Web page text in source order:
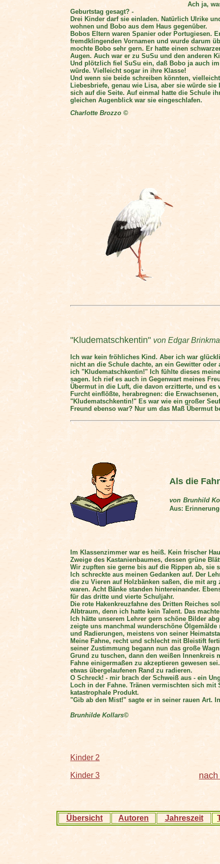
Ach ja,
Geburtstag gesagt? -
Drei Kinder darf sie einladen. Natürlich Ulrike
wohnen und Bobo aus dem Haus gegenüber.
Bobos Eltern waren Spanier oder Portugiesen.
fremdklingenden Vornamen und wurde darum
mochte Bobo sehr gern. Er hatte einen
Augen. Auch war er zu SuSu und den anderen
Und plötzlich fiel SuSu ein, daß Bobo ja auch
würde. Vielleicht sogar in ihre Klasse!
Und wenn sie beide schreiben könnten,
Liebesbriefe, genau wie Lisa, aber sie würde sie
sich auf die Seite. Auf einmal hatte die Schule
gleichen Augenblick war sie eingeschlafen.
Charlotte Brozzo ©
"Kludematschkentin" von Edgar
Ich war kein fröhliches Kind. Aber ich war
nicht an die Schule dachte, an ein Gewitter
ich "Kludematschkentin!" Ich fühlte dieses
sagen. Ich rief es auch in Gegenwart meines
Übermut in die Luft, die davon erzitterte, und
Furcht einflößte, herabregnen: die
"Kludematschkentin!" Es war wie ein großer
Freund ebenso war? Nur um das Maß Übermut
Als die
von Brunhild
Aus:
Im Klassenzimmer war es heiß. Kein frischer
Zweige des Kastanienbaumes, dessen grüne
Wir zupften sie gerne bis auf die Rippen ab, sie
Ich schreckte aus meinen Gedanken auf. Der
die zu Vieren auf Holzbänken saßen, die mit
waren. Acht Bänke standen hintereinander.
für das dritte und vierte Schuljahr.
Die rote Hakenkreuzfahne des Dritten Reiches
Albtraum, denn ich hatte kein Talent. Das
Ich hätte unserem Lehrer gern schöne Bilder
zeigte uns manchmal wunderschöne
und Radierungen, meistens von seiner
Meine Fahne, recht und schlecht mit Bleistift
seiner Zustimmung begann nun das große
Grund zu tuschen, dann den weißen Innenkreis
Fahne einigermaßen zu akzeptieren gewesen
etwas übergelaufenen Rand zu radieren.
O Schreck! - mir brach der Schweiß aus - ein
Loch in der Fahne. Tränen vermischten sich
katastrophale Produkt.
"Gib ab den Mist!" sagte er in seiner rauen Art.
Brunhilde Kollars©
Kinder 2
Kinder 3
Übersicht Autoren Jahreszeit